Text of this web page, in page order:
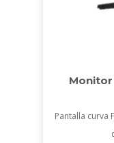
Monitor
Pantalla curva